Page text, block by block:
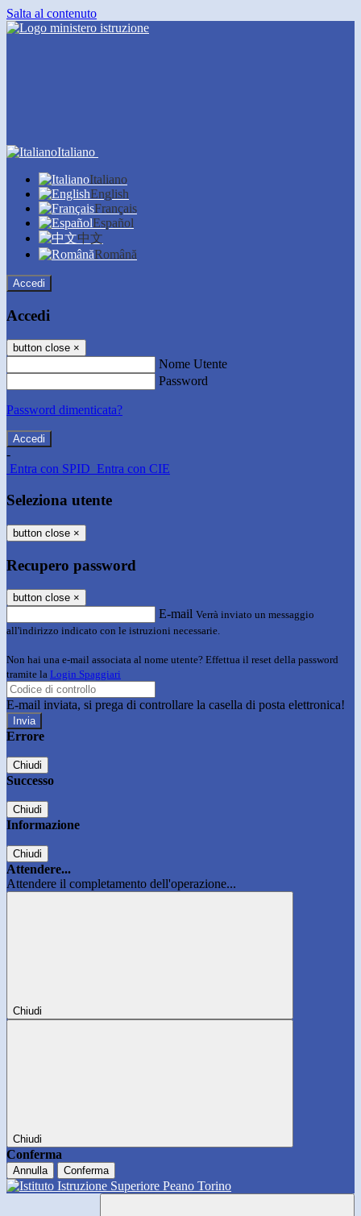
Salta al contenuto
Italiano
Italiano
English
Français
Español
中文
Română
Accedi
Accedi
button close ×
Nome Utente
Password
Password dimenticata?
-
Entra con SPID Entra con CIE
Seleziona utente
button close ×
Recupero password
button close ×
E-mail Verrà inviato un messaggio
all'indirizzo indicato con le istruzioni necessarie.
Non hai una e-mail associata al nome utente? Effettua il reset della password
tramite la Login Spaggiari
E-mail inviata, si prega di controllare la casella di posta elettronica!
Errore
Chiudi
Successo
Chiudi
Informazione
Chiudi
Attendere...
Attendere il completamento dell'operazione...
Chiudi
Chiudi
Conferma
Annulla Conferma